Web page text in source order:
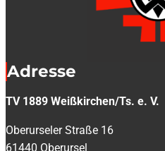
Adresse
TV 1889 Weißkirchen/Ts. e. V.
Oberurseler Straße 16
61440 Oberursel